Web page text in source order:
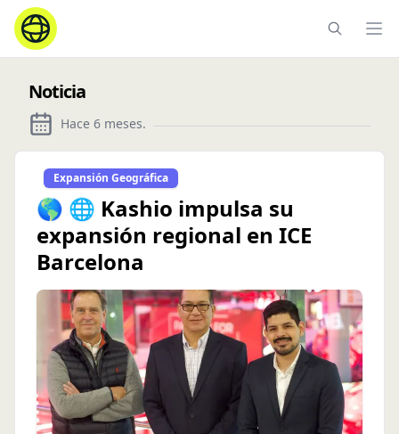
Noticia
Hace 6 meses.
Expansión Geográfica
🌎 🌐 Kashio impulsa su
expansión regional en ICE
Barcelona